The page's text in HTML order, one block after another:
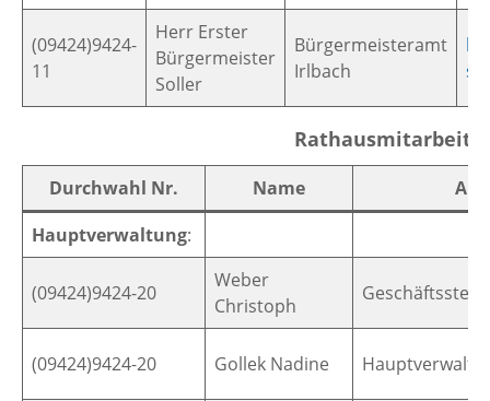
(09424)9424-
11
Herr Erster
Bürgermeister
Soller
Bürgermeisteramt
Irlbach
Durchwahl Nr. Name
Hauptverwaltung:
(09424)9424-20
Weber
Christoph
(09424)9424-20 Gollek Nadine